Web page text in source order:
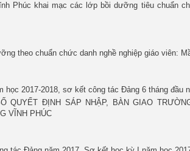
Phúc khai mạc các lớp bồi dưỡng tiêu chuẩn
theo chuẩn chức danh nghề nghiệp giáo viên:
học 2017-2018, sơ kết công tác Đảng 6 tháng đầu
QUYẾT ĐỊNH SÁP NHẬP, BÀN GIAO
VĨNH PHÚC